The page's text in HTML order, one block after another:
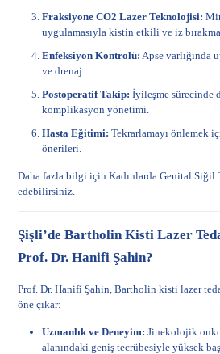
Fraksiyone CO2 Lazer Teknolojisi:
uygulamasıyla kistin etkili ve iz
Enfeksiyon Kontrolü: Apse
ve drenaj.
Postoperatif Takip: İyileşme sürecinde
komplikasyon yönetimi.
Hasta Eğitimi: Tekrarlamayı önlemek
önerileri.
Daha fazla bilgi içinKadınlarda Genital Siğil
edebilirsiniz.
Şişli’de Bartholin Kisti Lazer
Prof. Dr. Hanifi Şahin?
Prof. Dr. Hanifi Şahin, Bartholin kisti lazer
öne çıkar:
Uzmanlık ve Deneyim: Jinekolojik
alanındaki geniş tecrübesiyle yüksek